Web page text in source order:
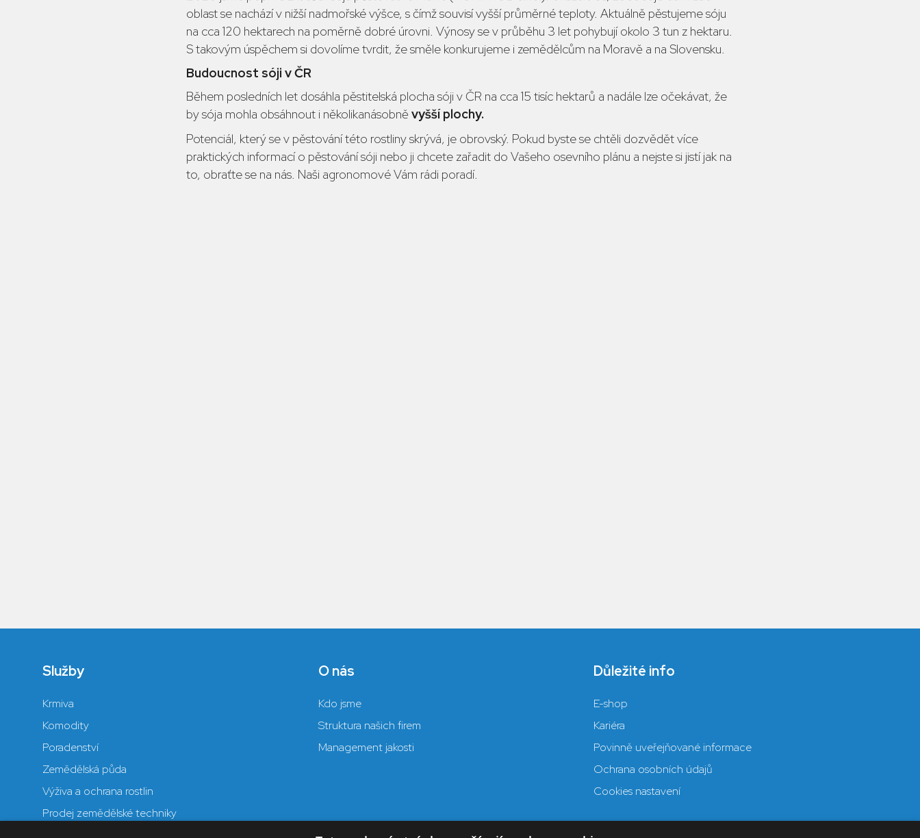
oblast se nachází v nižší nadmořské výšce, s čímž souvisí vyšší průměrné teploty. Aktuálně pěstujeme sóju
na cca 120 hektarech na poměrně dobré úrovni. Výnosy se v průběhu 3 let pohybují okolo 3 tun z hektaru.
S takovým úspěchem si dovolíme tvrdit, že směle konkurujeme i zemědělcům na Moravě a na Slovensku.
Budoucnost sóji v ČR
Během posledních let dosáhla pěstitelská plocha sóji v ČR na cca 15 tisíc hektarů a nadále lze očekávat, že
by sója mohla obsáhnout i několikanásobně vyšší plochy.
Potenciál, který se v pěstování této rostliny skrývá, je obrovský. Pokud byste se chtěli dozvědět více
praktických informací o pěstování sóji nebo ji chcete zařadit do Vašeho osevního plánu a nejste si jistí jak na
to, obraťte se na nás. Naši agronomové Vám rádi poradí.
Služby
Krmiva
Komodity
Poradenství
Zemědělská půda
Výživa a ochrana rostlin
Prodej zemědělské techniky
O nás
Kdo jsme
Struktura našich firem
Management jakosti
Důležité info
E-shop
Kariéra
Povinně uveřejňované informace
Ochrana osobních údajů
Cookies nastavení